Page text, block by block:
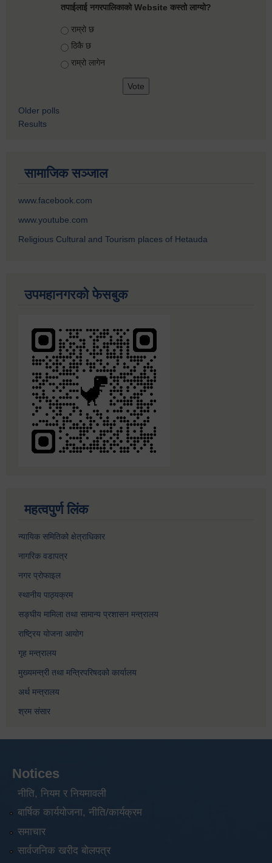
तपाईलाई नगरपालिकाको Website कस्तो लाग्यो?
Choices
राम्रो छ
ठिकै छ
राम्रो लागेन
Older polls
Results
सामाजिक सञ्जाल
www.facebook.com
www.youtube.com
Religious Cultural and Tourism places of Hetauda
उपमहानगरको फेसबुक
महत्वपुर्ण लिंक
न्यायिक समितिको क्षेत्राधिकार
नागरिक वडापत्र
नगर प्रोफाइल
स्थानीय पाठ्यक्रम
सङ्घीय मामिला तथा सामान्य प्रशासन मन्त्रालय
राष्ट्रिय योजना आयोग
गृह मन्त्रालय
मुख्यमन्त्री तथा मन्त्रिपरिषदको कार्यालय
अर्थ मन्त्रालय
श्रम संसार
Notices
नीति, नियम र नियमावली
बार्षिक कार्ययोजना, नीति/कार्यक्रम
समाचार
सार्वजनिक खरीद बोलपत्र